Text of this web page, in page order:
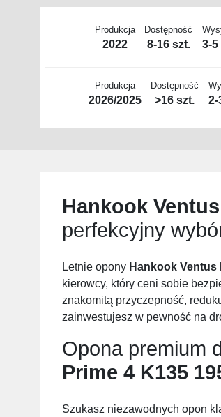
Produkcja
2022
Dostępność
8-16 szt. 3-
Produkcja
2026/2025
Dostępność
>16 szt. 2-
Hankook
perfekcyjny
Letnie opony Hankook Ventus
kierowcy, który ceni sobie
znakomitą przyczepność,
zainwestujesz w pewność na
Opona premium
Prime 4 K135
Szukasz niezawodnych opon